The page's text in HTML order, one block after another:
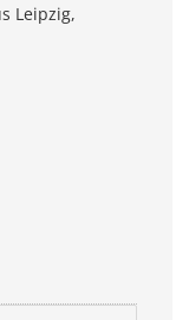
Leipzig,